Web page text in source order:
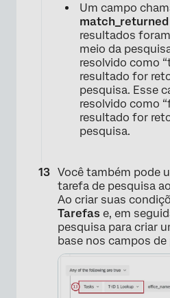
Um campo
match_returned
resultados
meio da
resolvido como
resultado for
pesquisa. Esse
resolvido como
resultado for
pesquisa.
Você também pode
tarefa de pesquisa
Ao criar suas
Tarefas e, em
pesquisa para criar
base nos campos de